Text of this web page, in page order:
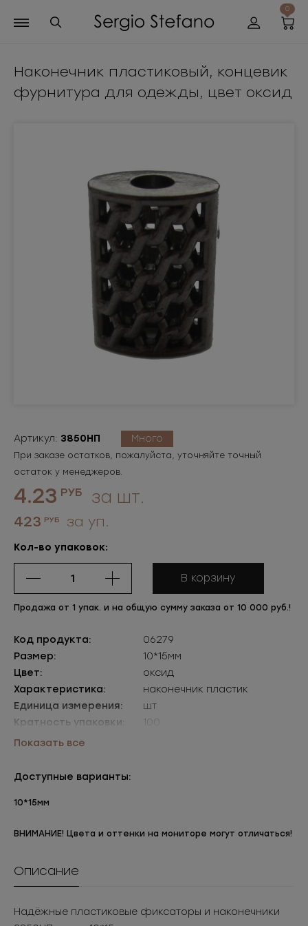
0
Наконечник пластиковый, концевик
фурнитура для одежды, цвет оксид
Артикул: 3850НП Много
При заказе остатков, пожалуйста, уточняйте точный
остаток у менеджеров.
4.23 РУБ за шт.
423 РУБ за уп.
Кол-во упаковок:
В корзину
Продажа от 1 упак. и на общую сумму заказа от 10 000 руб.!
Код продукта:
06279
Размер:
10*15мм
Цвет:
оксид
Характеристика:
наконечник пластик
Единица измерения:
шт
Кратность упаковки:
100
Упаковки:
Показать все
Доступные варианты:
10*15мм
ВНИМАНИЕ! Цвета и оттенки на мониторе могут отличаться!
Описание
Надёжные пластиковые фиксаторы и наконечники